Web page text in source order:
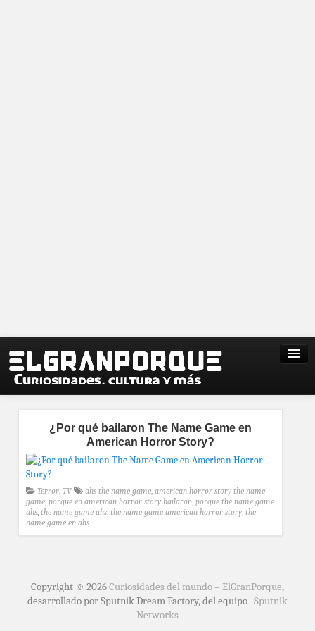
¿Por qué bailaron The Name Game en
American Horror Story?
Terror, TV ahs the name game, american horror story the name
game, porque en american horror story bailaron, porque the name game
ahs, the name game ahs, the name game american horror story, the
name game en ahs
Copyright © 2026Curiosidades del mundo – ElGranPorque,
desarrollado por Sputnik Dream Factory, del equipo Sputnik
Networks